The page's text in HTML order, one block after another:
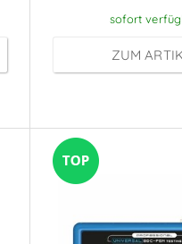
sofort
ZUM